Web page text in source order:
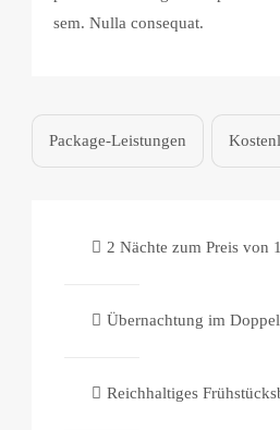
sem. Nulla consequat.
Package-Leistungen
2 Nächte zum Preis von 1
Übernachtung im
Reichhaltiges